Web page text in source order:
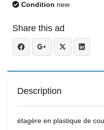
Condition new
Share this ad
Description
étagère en plastique de